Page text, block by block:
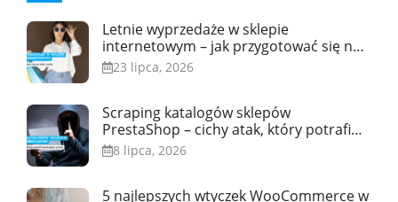
Letnie wyprzedaże w sklepie
internetowym – jak przygotować się na
skok ruchu
23 lipca, 2026
Scraping katalogów sklepów
PrestaShop – cichy atak, który potrafi
przeciążyć serwer
8 lipca, 2026
5 najlepszych wtyczek WooCommerce w